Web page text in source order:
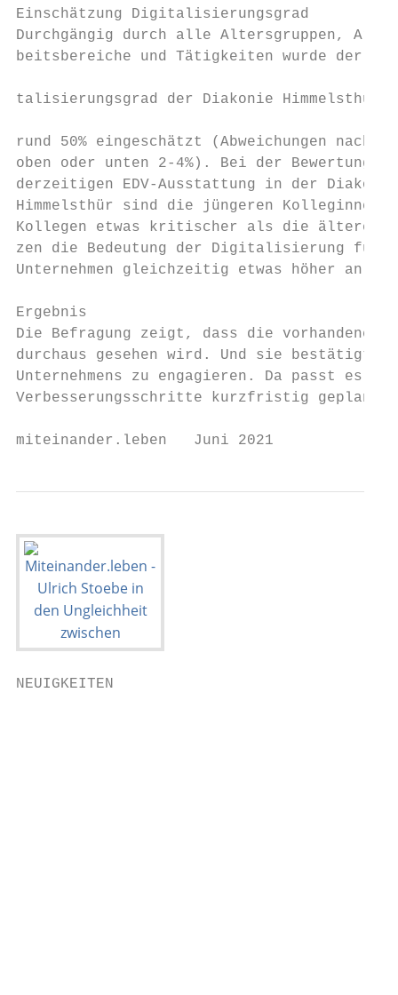
Einschätzung Digitalisierungsgrad
Durchgängig durch alle Altersgruppen,
beitsbereiche und Tätigkeiten
talisierungsgrad der Diakonie
rund 50% eingeschätzt (Abweichungen
oben oder unten 2-4%). Bei der
derzeitigen EDV-Ausstattung in der
Himmelsthür sind die jüngeren
Kollegen etwas kritischer als die
zen die Bedeutung der
Unternehmen gleichzeitig etwas
Ergebnis
Die Befragung zeigt, dass die vorhandene
durchaus gesehen wird. Und sie bestätigt
Unternehmens zu engagieren. Da passt es
Verbesserungsschritte kurzfristig geplant
miteinander.leben   Juni
NEUIGKEITEN